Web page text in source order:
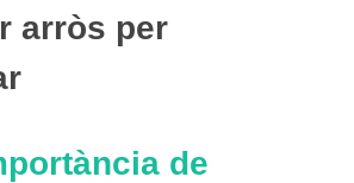
arròs per
de